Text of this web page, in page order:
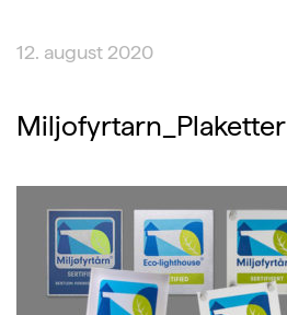
12. august 2020
Miljofyrtarn_Plaketter